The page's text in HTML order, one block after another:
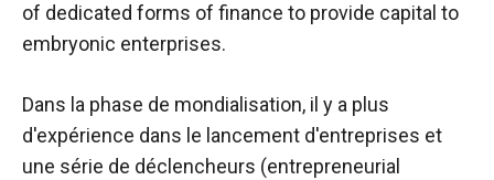
of dedicated forms of finance to provide capital to
embryonic enterprises.
Dans la phase de mondialisation, il y a plus
d'expérience dans le lancement d'entreprises et
une série de déclencheurs (entrepreneurial